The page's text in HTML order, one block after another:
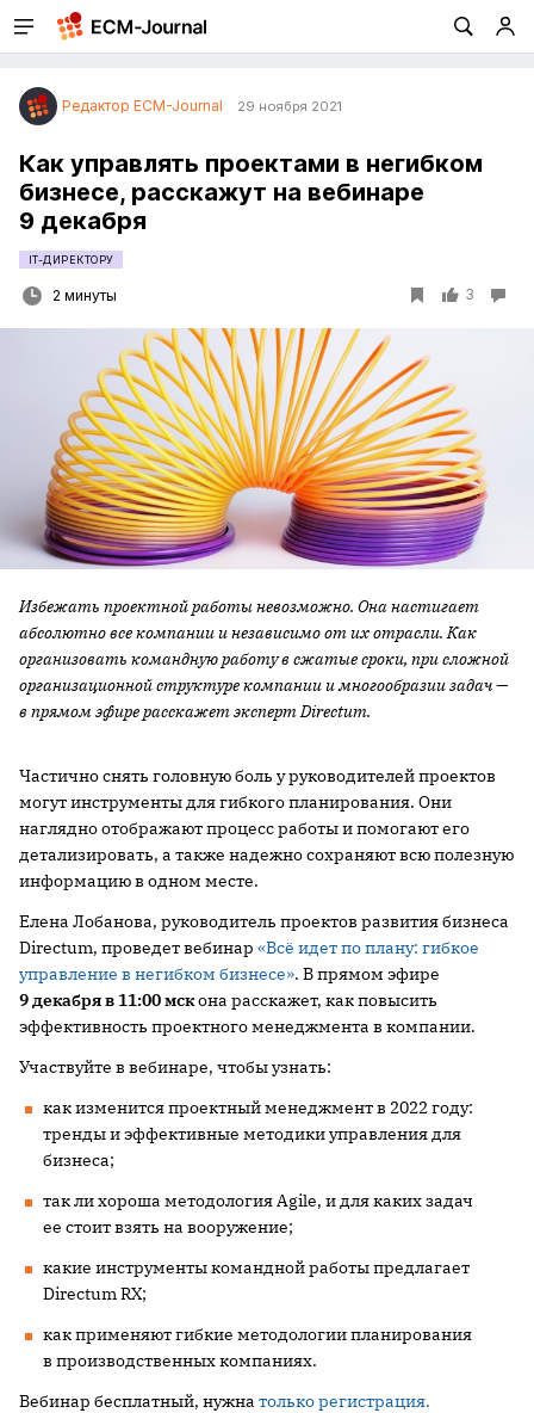
Редактор ECM-Journal 29 ноября 2021
Как управлять проектами в негибком
бизнесе, расскажут на вебинаре
9 декабря
IT-ДИРЕКТОРУ
2 минуты 3
Избежать проектной работы невозможно. Она настигает
абсолютно все компании и независимо от их отрасли. Как
организовать командную работу в сжатые сроки, при сложной
организационной структуре компании и многообразии задач —
в прямом эфире расскажет эксперт Directum.
Частично снять головную боль у руководителей проектов
могут инструменты для гибкого планирования. Они
наглядно отображают процесс работы и помогают его
детализировать, а также надежно сохраняют всю полезную
информацию в одном месте.
Елена Лобанова, руководитель проектов развития бизнеса
Directum, проведет вебинар «Всё идет по плану: гибкое
управление в негибком бизнесе». В прямом эфире
9 декабря в 11:00 мскона расскажет, как повысить
эффективность проектного менеджмента в компании.
Участвуйте в вебинаре, чтобы узнать:
как изменится проектный менеджмент в 2022 году:
тренды и эффективные методики управления для
бизнеса;
так ли хороша методология Agile, и для каких задач
ее стоит взять на вооружение;
какие инструменты командной работы предлагает
Directum RX;
как применяют гибкие методологии планирования
в производственных компаниях.
Вебинар бесплатный, нужна только регистрация.